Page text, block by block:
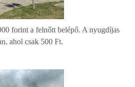
forint a felnőtt belépő. A nyugdíjas
ahol csak 500 Ft.